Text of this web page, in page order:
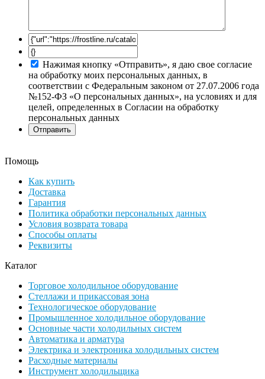
Нажимая кнопку «Отправить», я даю свое согласие
на обработку моих персональных данных, в
соответствии с Федеральным законом от 27.07.2006 года
№152-ФЗ «О персональных данных», на условиях и для
целей, определенных в Согласии на обработку
персональных данных
Помощь
Как купить
Доставка
Гарантия
Политика обработки персональных данных
Условия возврата товара
Способы оплаты
Реквизиты
Каталог
Торговое холодильное оборудование
Стеллажи и прикассовая зона
Технологическое оборудование
Промышленное холодильное оборудование
Основные части холодильных систем
Автоматика и арматура
Электрика и электроника холодильных систем
Расходные материалы
Инструмент холодильщика